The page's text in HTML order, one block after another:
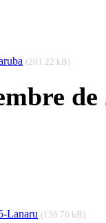
(201.22 kB)
de
Lanaru (136.76 kB)